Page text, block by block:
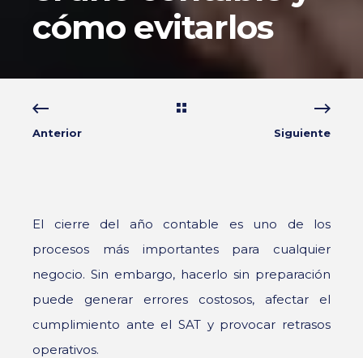
cómo evitarlos
Anterior Siguiente
El cierre del año contable es uno de los
procesos más importantes para cualquier
negocio. Sin embargo, hacerlo sin preparación
puede generar errores costosos, afectar el
cumplimiento ante el SAT y provocar retrasos
operativos.